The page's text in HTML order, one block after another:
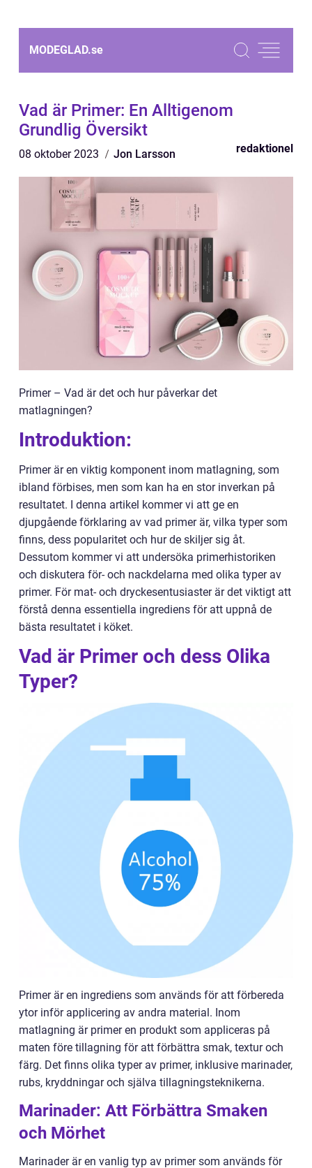
MODEGLAD.se
Vad är Primer: En Alltigenom
Grundlig Översikt
08 oktober 2023 Jon Larsson redaktionel
Primer – Vad är det och hur påverkar det
matlagningen?
Introduktion:
Primer är en viktig komponent inom matlagning, som
ibland förbises, men som kan ha en stor inverkan på
resultatet. I denna artikel kommer vi att ge en
djupgående förklaring av vad primer är, vilka typer som
finns, dess popularitet och hur de skiljer sig åt.
Dessutom kommer vi att undersöka primerhistoriken
och diskutera för- och nackdelarna med olika typer av
primer. För mat- och dryckesentusiaster är det viktigt att
förstå denna essentiella ingrediens för att uppnå de
bästa resultatet i köket.
Vad är Primer och dess Olika
Typer?
Primer är en ingrediens som används för att förbereda
ytor inför applicering av andra material. Inom
matlagning är primer en produkt som appliceras på
maten före tillagning för att förbättra smak, textur och
färg. Det finns olika typer av primer, inklusive marinader,
rubs, kryddningar och själva tillagningsteknikerna.
Marinader: Att Förbättra Smaken
och Mörhet
Marinader är en vanlig typ av primer som används för